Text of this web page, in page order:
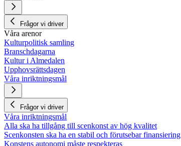
Frågor vi driver
Våra arenor
Kulturpolitisk samling
Branschdagarna
Kultur i Almedalen
Upphovsrättsdagen
Våra inriktningsmål
Frågor vi driver
Våra inriktningsmål
Alla ska ha tillgång till scenkonst av hög kvalitet
Scenkonsten ska ha en stabil och förutsebar finansiering
Konstens autonomi måste respekteras